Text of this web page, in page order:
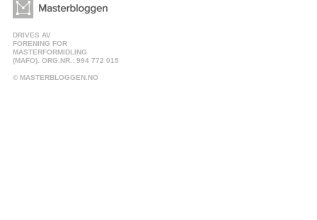
DRIVES AV
FORENING FOR
MASTERFORMIDLING
(MAFO). ORG.NR.: 994 772 015
© MASTERBLOGGEN.NO